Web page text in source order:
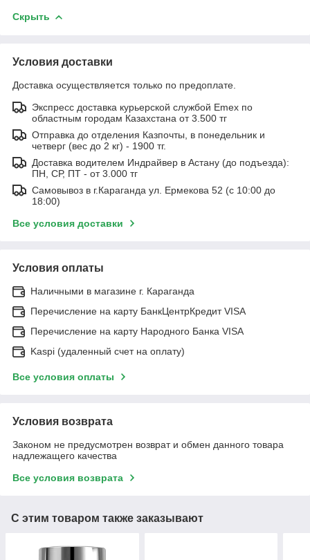
Скрыть
Условия доставки
Доставка осуществляется только по предоплате.
Экспресс доставка курьерской службой Emex по
областным городам Казахстана от 3.500 тг
Отправка до отделения Казпочты, в понедельник и
четверг (вес до 2 кг) - 1900 тг.
Доставка водителем Индрайвер в Астану (до подъезда):
ПН, СР, ПТ - от 3.000 тг
Самовывоз в г.Караганда ул. Ермекова 52 (с 10:00 до
18:00)
Все условия доставки
Условия оплаты
Наличными в магазине г. Караганда
Перечисление на карту БанкЦентрКредит VISA
Перечисление на карту Народного Банка VISA
Kaspi (удаленный счет на оплату)
Все условия оплаты
Условия возврата
Законом не предусмотрен возврат и обмен данного товара
надлежащего качества
Все условия возврата
С этим товаром также заказывают